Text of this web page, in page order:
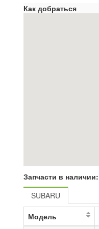
Как добраться
Запчасти в наличии:
SUBARU
Модель